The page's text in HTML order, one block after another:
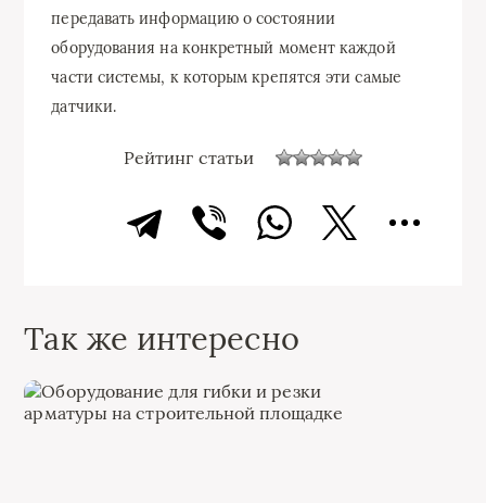
передавать информацию о состоянии
оборудования на конкретный момент каждой
части системы, к которым крепятся эти самые
датчики.
Рейтинг статьи
Так же интересно